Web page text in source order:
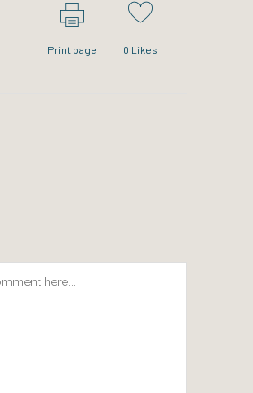
Print page 0 Likes